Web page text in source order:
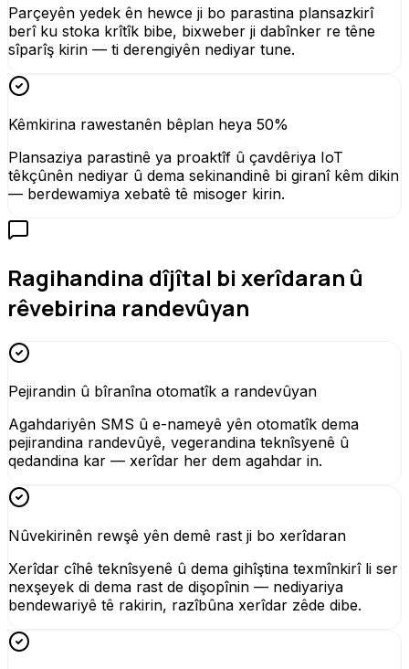
Parçeyên yedek ên hewce ji bo parastina plansazkirî
berî ku stoka krîtîk bibe, bixweber ji dabînker re têne
sîparîş kirin — ti derengiyên nediyar tune.
Kêmkirina rawestanên bêplan heya 50%
Plansaziya parastinê ya proaktîf û çavdêriya IoT
têkçûnên nediyar û dema sekinandinê bi giranî kêm dikin
— berdewamiya xebatê tê misoger kirin.
Ragihandina dîjîtal bi xerîdaran û
rêvebirina randevûyan
Pejirandin û bîranîna otomatîk a randevûyan
Agahdariyên SMS û e-nameyê yên otomatîk dema
pejirandina randevûyê, vegerandina teknîsyenê û
qedandina kar — xerîdar her dem agahdar in.
Nûvekirinên rewşê yên demê rast ji bo xerîdaran
Xerîdar cîhê teknîsyenê û dema gihîştina texmînkirî li ser
nexşeyek di dema rast de dişopînin — nediyariya
bendewariyê tê rakirin, razîbûna xerîdar zêde dibe.